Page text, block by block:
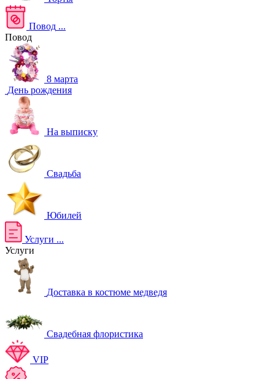
Повод ...
Повод
8 марта
День рождения
На выписку
Свадьба
Юбилей
Услуги ...
Услуги
Доставка в костюме медведя
Свадебная флористика
VIP